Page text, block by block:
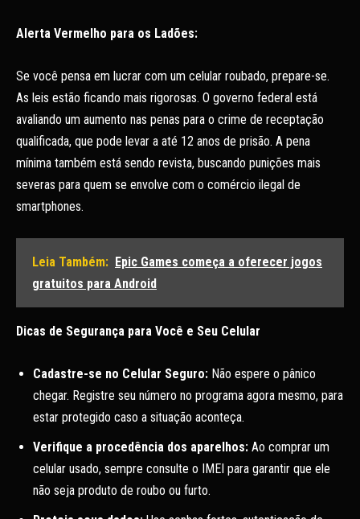
Alerta Vermelho para os Ladões:
Se você pensa em lucrar com um celular roubado, prepare-se.
As leis estão ficando mais rigorosas. O governo federal está
avaliando um aumento nas penas para o crime de receptação
qualificada, que pode levar a até 12 anos de prisão. A pena
mínima também está sendo revista, buscando punições mais
severas para quem se envolve com o comércio ilegal de
smartphones.
Leia Também: Epic Games começa a oferecer jogos
gratuitos para Android
Dicas de Segurança para Você e Seu Celular
Cadastre-se no Celular Seguro: Não espere o pânico
chegar. Registre seu número no programa agora mesmo, para
estar protegido caso a situação aconteça.
Verifique a procedência dos aparelhos: Ao comprar um
celular usado, sempre consulte o IMEI para garantir que ele
não seja produto de roubo ou furto.